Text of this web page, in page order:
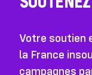
Votre soutien
la France
campagnes